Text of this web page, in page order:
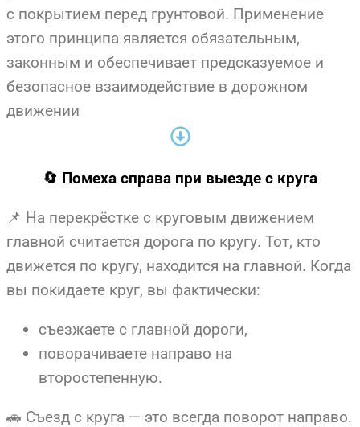
с покрытием перед грунтовой. Применение
этого принципа является обязательным,
законным и обеспечивает предсказуемое и
безопасное взаимодействие в дорожном
движении
🔄 Помеха справа при выезде с круга
📌 На перекрёстке с круговым движением
главной считается дорога по кругу. Тот, кто
движется по кругу, находится на главной. Когда
вы покидаете круг, вы фактически:
съезжаете с главной дороги,
поворачиваете направо на
второстепенную.
🚗 Съезд с круга — это всегда поворот направо.